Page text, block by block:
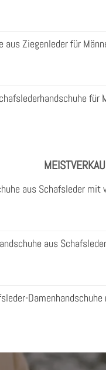
aus Ziegenleder für
aus Schafsleder
aus